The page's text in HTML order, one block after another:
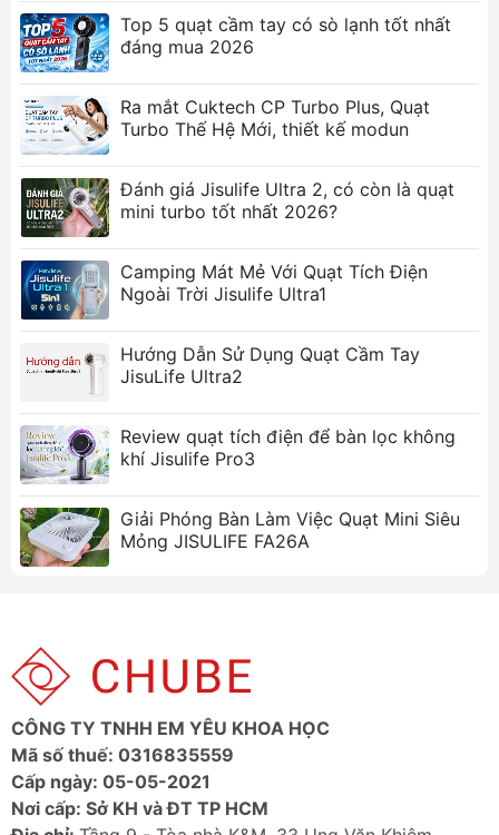
cao tạo ra luồng gió mạnh mẽ, ổn định nhưng
vẫn đảm bảo độ êm ái khi vận hành.
100 cấp độ gió:
1 đến 100, cho phép bạn kiểm soát chính xác
sức gió theo nhu cầu cá nhân.
Màn hình LED Digital:
Hiển thị thông minh các
thông số về phần trăm pin, mức độ gió và chế
độ làm lạnh giúp người dùng dễ dàng theo dõi.
Pin 2000mAh bền bỉ:Cung cấp thời gian sử
dụng dài lâu, hỗ trợ sạc nhanh qua cổng Type-
C tiện lợi trong khoảng 2 giờ.
Thiết kế siêu gọn nhẹ:Trọng lượng chỉ
khoảng 115g, dễ dàng bỏ túi xách hoặc cầm
tay mà không gây mỏi.
Ảnh sản phẩm
Top 5 quạt cầm tay có sò lạnh tốt nhất
đáng mua 2026
Ra mắt Cuktech CP Turbo Plus, Quạt
Turbo Thế Hệ Mới, thiết kế modun
Đánh giá Jisulife Ultra 2, có còn là quạt
mini turbo tốt nhất 2026?
Camping Mát Mẻ Với Quạt Tích Điện
Ngoài Trời Jisulife Ultra1
Hướng Dẫn Sử Dụng Quạt Cầm Tay
JisuLife Ultra2
Review quạt tích điện để bàn lọc không
khí Jisulife Pro3
Giải Phóng Bàn Làm Việc Quạt Mini Siêu
Mỏng JISULIFE FA26A
CÔNG TY TNHH EM YÊU KHOA HỌC
Mã số thuế: 0316835559
Cấp ngày: 05-05-2021
Nơi cấp: Sở KH và ĐT TP HCM